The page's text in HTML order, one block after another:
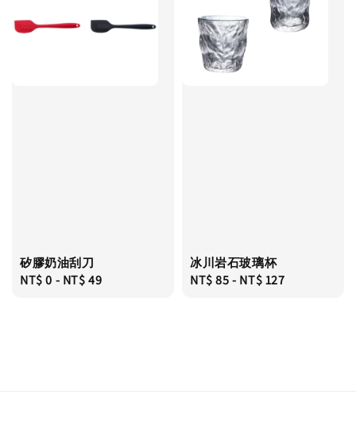
矽膠奶油刮刀
Regular
NT$ 0 - NT$ 49
冰川岩石玻璃杯
Regular
NT$ 85- NT$ 127